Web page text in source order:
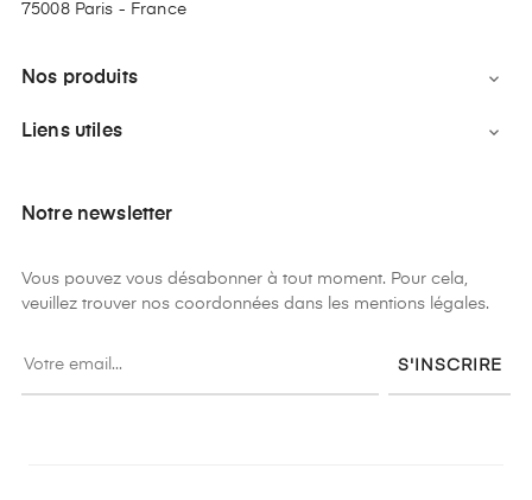
75008 Paris - France
Nos produits 
Liens utiles 
Notre newsletter
Vous pouvez vous désabonner à tout moment. Pour cela,
veuillez trouver nos coordonnées dans les mentions légales.
S'INSCRIRE